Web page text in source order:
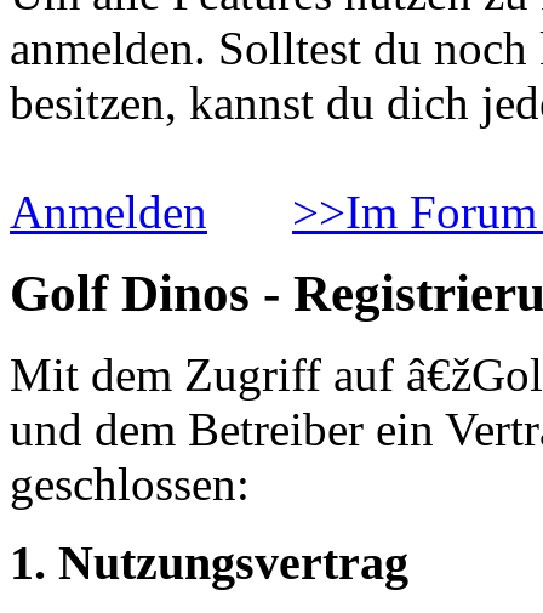
anmelden. Solltest du
besitzen, kannst du dich
Anmelden >>Im
Golf Dinos -
Mit dem Zugriff auf
und dem Betreiber ein
geschlossen:
1. Nutzungsvertrag